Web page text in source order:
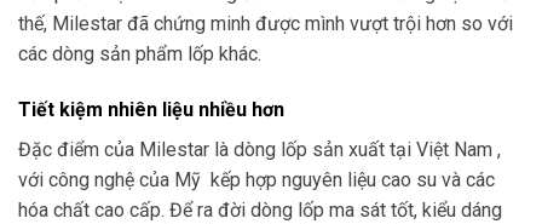
thế, Milestar đã chứng minh được mình vượt trội hơn so với
các dòng sản phẩm lốp khác.
Tiết kiệm nhiên liệu nhiều hơn
Đặc điểm của Milestar là dòng lốp sản xuất tại Việt Nam ,
với công nghệ của Mỹ kếp hợp nguyên liệu cao su và các
hóa chất cao cấp. Để ra đời dòng lốp ma sát tốt, kiểu dáng